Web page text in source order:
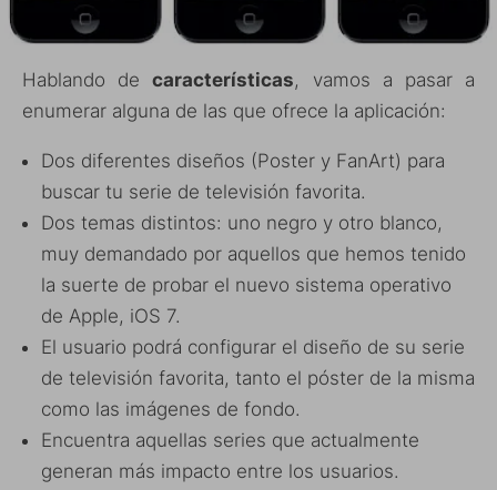
Hablando decaracterísticas, vamos a pasar a
enumerar alguna de las que ofrece la aplicación:
Dos diferentes diseños (Poster y FanArt) para
buscar tu serie de televisión favorita.
Dos temas distintos: uno negro y otro blanco,
muy demandado por aquellos que hemos tenido
la suerte de probar el nuevo sistema operativo
de Apple, iOS 7.
El usuario podrá configurar el diseño de su serie
de televisión favorita, tanto el póster de la misma
como las imágenes de fondo.
Encuentra aquellas series que actualmente
generan más impacto entre los usuarios.